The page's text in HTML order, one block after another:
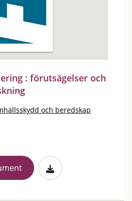
: förutsägelser och
och beredskap